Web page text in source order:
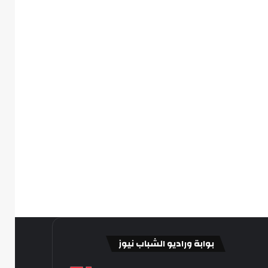
بوابة وراديو الشباب نيوز